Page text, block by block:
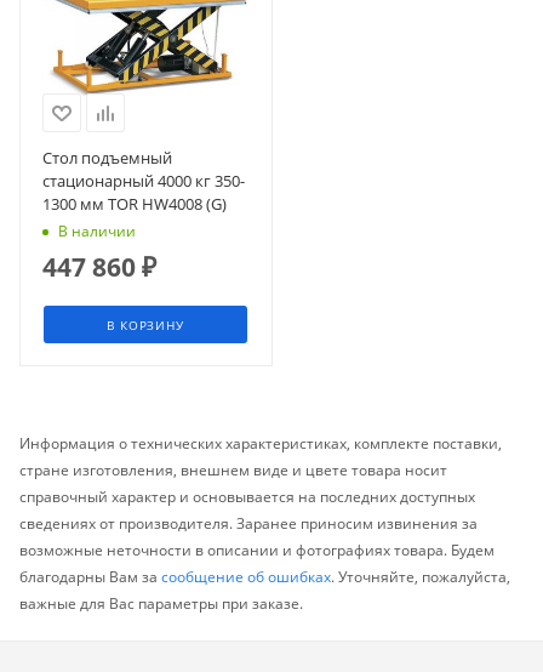
Стол подъемный
стационарный 4000 кг 350-
1300 мм TOR HW4008 (G)
В наличии
447 860₽
В КОРЗИНУ
Информация о технических характеристиках, комплекте поставки,
стране изготовления, внешнем виде и цвете товара носит
справочный характер и основывается на последних доступных
сведениях от производителя. Заранее приносим извинения за
возможные неточности в описании и фотографиях товара. Будем
благодарны Вам за сообщение об ошибках. Уточняйте, пожалуйста,
важные для Вас параметры при заказе.